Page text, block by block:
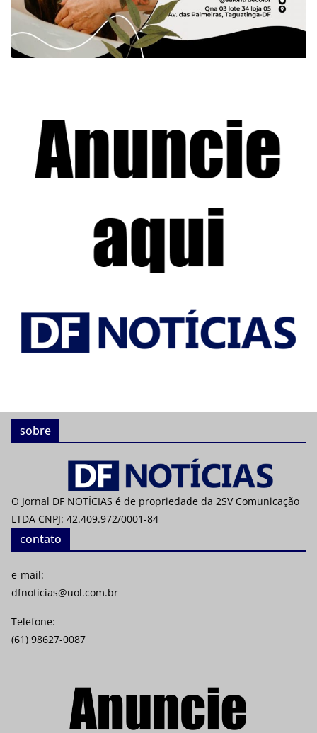
sobre
O Jornal DF NOTÍCIAS é de propriedade da 2SV Comunicação
LTDA CNPJ: 42.409.972/0001-84
contato
e-mail:
dfnoticias@uol.com.br
Telefone:
(61) 98627-0087